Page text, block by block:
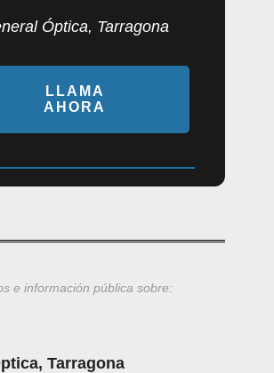
Óptica, Tarragona
LLAMA
AHORA
e información pública sobre:
Tarragona